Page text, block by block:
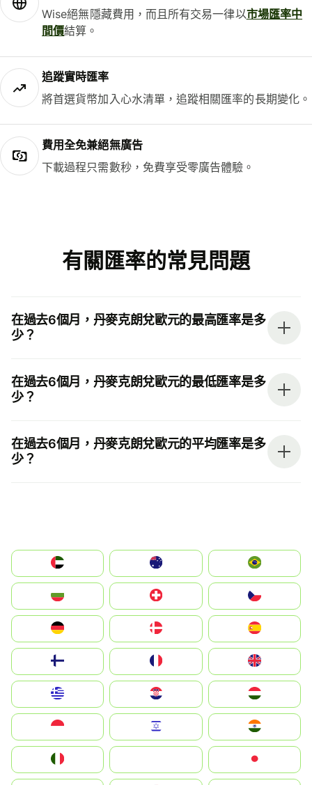
Wise絕無隱藏費用，而且所有交易一律以市場匯率中
間價結算。
追蹤實時匯率
將首選貨幣加入心水清單，追蹤相關匯率的長期變化。
費用全免兼絕無廣告
下載過程只需數秒，免費享受零廣告體驗。
有關匯率的常見問題
在過去6個月，丹麥克朗兌歐元的最高匯率是多
少？
在過去6個月，丹麥克朗兌歐元的最低匯率是多
少？
在過去6個月，丹麥克朗兌歐元的平均匯率是多
少？
الإمارات العربية المتحدة
Switzerland
Deutschland
United Kingdom
Magyarország